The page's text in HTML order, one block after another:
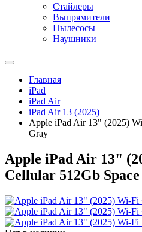
Стайлеры
Выпрямители
Пылесосы
Наушники
Главная
iPad
iPad Air
iPad Air 13 (2025)
Apple iPad Air 13" (2025)
Gray
Apple iPad Air 13"
Cellular 512Gb